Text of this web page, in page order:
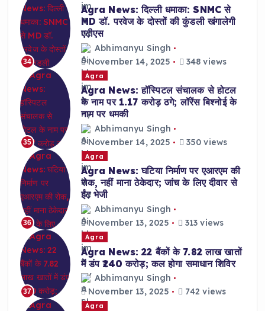
34
Agra News: दिल्ली धमाका: SNMC से
MD डॉ. परवेज के दोस्तों की कुंडली खंगालेगी
एटीएस
Abhimanyu Singh
November 14, 2025
348 views
35
Agra
Agra News: हॉस्पिटल संचालक से होटल
के नाम पर 1.17 करोड़ ठगे; लॉरेंस बिश्नोई के
नाम पर धमकी
Abhimanyu Singh
November 14, 2025
350 views
36
Agra
Agra News: घटिया निर्माण पर एआरएम की
रोक, नहीं माना ठेकेदार; जांच के लिए दीवार से
ईंट भेजी
Abhimanyu Singh
November 13, 2025
313 views
37
Agra
Agra News: 22 बैंकों के 7.82 लाख खातों
में डंप ₹240 करोड़; कल होगा समाधान शिविर
Abhimanyu Singh
November 13, 2025
742 views
Agra